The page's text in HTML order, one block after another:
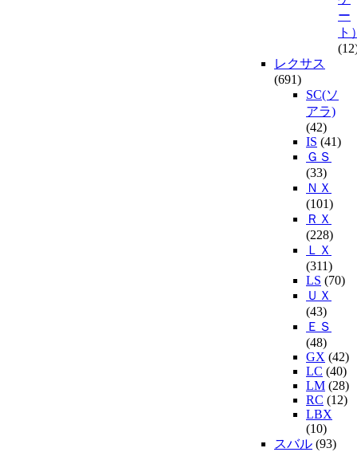
ー
ト
レクサス
(691)
SC(ソ
アラ)
(42)
IS (41)
ＧＳ
(33)
ＮＸ
(101)
ＲＸ
(228)
ＬＸ
(311)
LS (70)
ＵＸ
(43)
ＥＳ
(48)
GX (42)
LC (40)
LM (28)
RC (12)
LBX
(10)
スバル (93)